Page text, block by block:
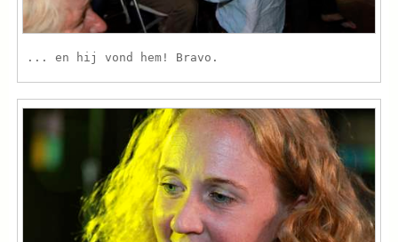
... en hij vond hem! Bravo.